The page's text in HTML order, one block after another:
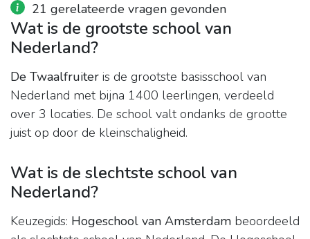
21 gerelateerde vragen gevonden
Wat is de grootste school van
Nederland?
De Twaalfruiter is de grootste basisschool van
Nederland met bijna 1400 leerlingen, verdeeld
over 3 locaties. De school valt ondanks de grootte
juist op door de kleinschaligheid.
Wat is de slechtste school van
Nederland?
Keuzegids: Hogeschool van Amsterdam beoordeeld